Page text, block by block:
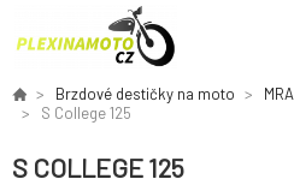
Brzdové destičky na moto MRA
S College 125
S COLLEGE 125